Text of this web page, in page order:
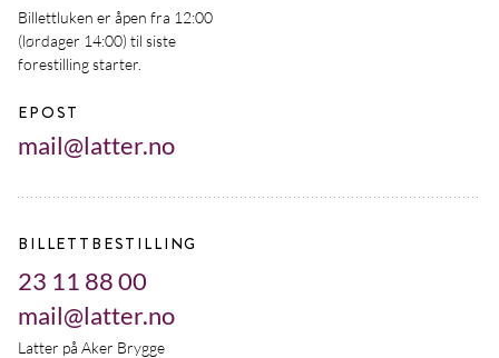
Billettluken er åpen fra 12:00
(lørdager 14:00) til siste
forestilling starter.
EPOST
mail@latter.no
BILLETTBESTILLING
23 11 88 00
mail@latter.no
Latter på Aker Brygge